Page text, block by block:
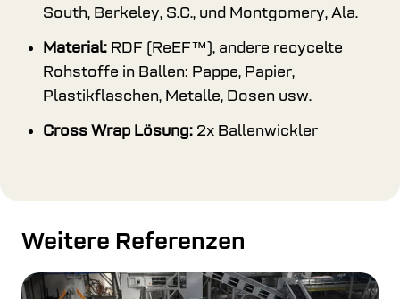
South, Berkeley, S.C., und Montgomery, Ala.
Material: RDF (ReEF™), andere recycelte
Rohstoffe in Ballen: Pappe, Papier,
Plastikflaschen, Metalle, Dosen usw.
Cross Wrap Lösung: 2x Ballenwickler
Weitere Referenzen